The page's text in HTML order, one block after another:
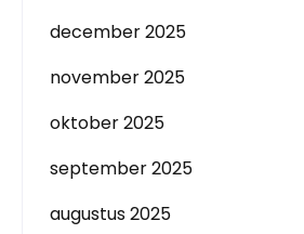
december 2025
november 2025
oktober 2025
september 2025
augustus 2025